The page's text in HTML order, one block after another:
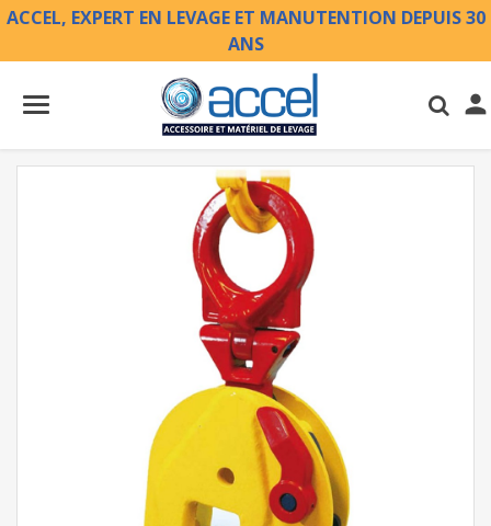
ACCEL, EXPERT EN LEVAGE ET MANUTENTION DEPUIS 30
ANS
